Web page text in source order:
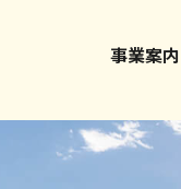
事業案内